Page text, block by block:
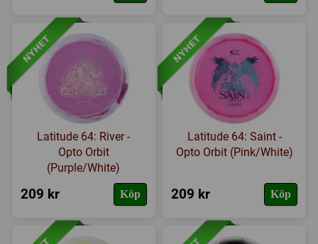
Latitude 64: River -
Opto Orbit
(Purple/White)
209 kr Köp
Latitude 64: Saint -
Opto Orbit (Pink/White)
209 kr Köp